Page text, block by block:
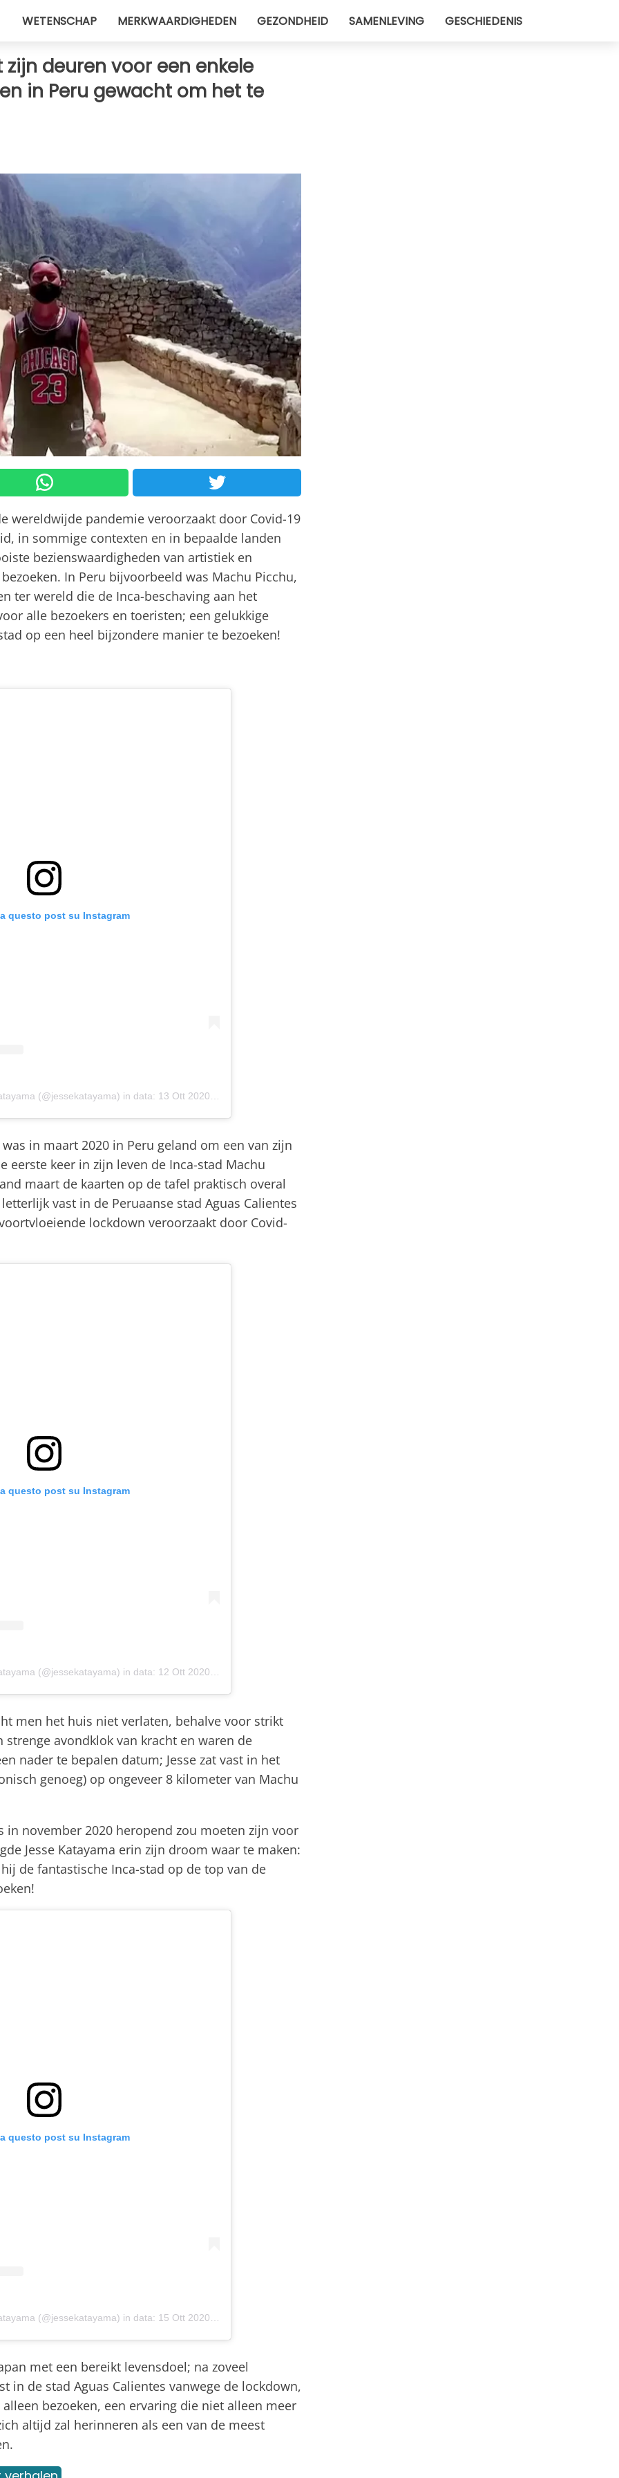
WETENSCHAP MERKWAARDIGHEDEN GEZONDHEID SAMENLEVING GESCHIEDENIS
deuren voor een enkele
in Peru gewacht om het te
wereldwijde pandemie veroorzaakt door Covid-19
in sommige contexten en in bepaalde landen
bezienswaardigheden van artistiek en
In Peru bijvoorbeeld was Machu Picchu,
ter wereld die de Inca-beschaving aan het
alle bezoekers en toeristen; een gelukkige
op een heel bijzondere manier te bezoeken!
questo post su Instagram
(@jessekatayama) in data: 13 Ott 2020 alle ore 6:19 PDT
in maart 2020 in Peru geland om een ​​van zijn
eerste keer in zijn leven de Inca-stad Machu
maart de kaarten op de tafel praktisch overal
vast in de Peruaanse stad Aguas Calientes
lockdown veroorzaakt door Covid-
questo post su Instagram
(@jessekatayama) in data: 12 Ott 2020 alle ore 4:18 PDT
men het huis niet verlaten, behalve voor strikt
avondklok van kracht en waren de
nader te bepalen datum; Jesse zat vast in het
genoeg) op ongeveer 8 kilometer van Machu
in november 2020 heropend zou moeten zijn voor
Jesse Katayama erin zijn droom waar te maken:
de fantastische Inca-stad op de top van de
questo post su Instagram
(@jessekatayama) in data: 15 Ott 2020 alle ore 8:06 PDT
met een bereikt levensdoel; na zoveel
in de stad Aguas Calientes vanwege de lockdown,
bezoeken, een ervaring die niet alleen meer
altijd zal herinneren als een van de meest